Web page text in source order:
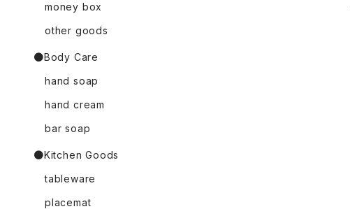
money box
other goods
●Body Care
hand soap
hand cream
bar soap
●Kitchen Goods
tableware
placemat